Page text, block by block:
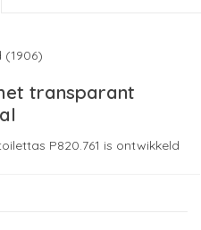
transparant
P820.761 is ontwikkeld